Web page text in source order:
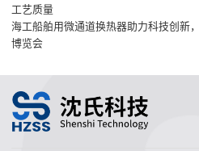
工艺质量
海工船舶用微通道换热器助力科技创新
博览会